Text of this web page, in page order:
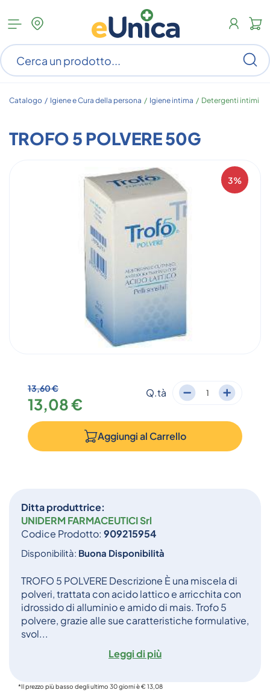
Apri
menu
categorie
Catalogo / Igiene e Cura della persona / Igiene intima / Detergenti intimi
TROFO 5 POLVERE 50G
3%
Ditta produttrice:
UNIDERM FARMACEUTICI Srl
Codice Prodotto: 909215954
Disponibilità: Buona Disponibilità
TROFO 5 POLVERE Descrizione È una miscela di
polveri, trattata con acido lattico e arricchita con
idrossido di alluminio e amido di mais. Trofo 5
polvere, grazie alle sue caratteristiche formulative,
svol...
Leggi di più
13,60 €
13,08 €
Q.tà
Aggiungi al Carrello
*Il prezzo più basso degli ultimo 30 giorni è € 13,08